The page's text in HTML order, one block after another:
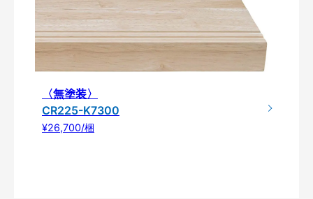
〈無塗装〉
CR225-K7300
¥26,700/梱